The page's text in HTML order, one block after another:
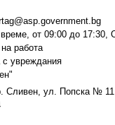
от 09:00 до
работа
с увреждания
Сливен, ул. Попска №